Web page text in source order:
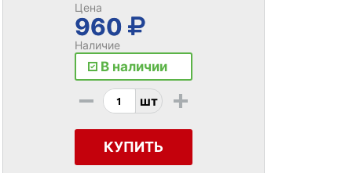
Цена
960
Наличие
В наличии
- шт +
КУПИТЬ